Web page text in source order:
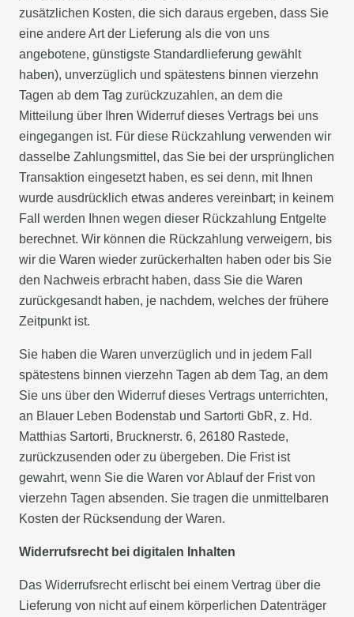
zusätzlichen Kosten, die sich daraus ergeben, dass Sie
eine andere Art der Lieferung als die von uns
angebotene, günstigste Standardlieferung gewählt
haben), unverzüglich und spätestens binnen vierzehn
Tagen ab dem Tag zurückzuzahlen, an dem die
Mitteilung über Ihren Widerruf dieses Vertrags bei uns
eingegangen ist. Für diese Rückzahlung verwenden wir
dasselbe Zahlungsmittel, das Sie bei der ursprünglichen
Transaktion eingesetzt haben, es sei denn, mit Ihnen
wurde ausdrücklich etwas anderes vereinbart; in keinem
Fall werden Ihnen wegen dieser Rückzahlung Entgelte
berechnet. Wir können die Rückzahlung verweigern, bis
wir die Waren wieder zurückerhalten haben oder bis Sie
den Nachweis erbracht haben, dass Sie die Waren
zurückgesandt haben, je nachdem, welches der frühere
Zeitpunkt ist.
Sie haben die Waren unverzüglich und in jedem Fall
spätestens binnen vierzehn Tagen ab dem Tag, an dem
Sie uns über den Widerruf dieses Vertrags unterrichten,
an Blauer Leben Bodenstab und Sartorti GbR, z. Hd.
Matthias Sartorti, Brucknerstr. 6, 26180 Rastede,
zurückzusenden oder zu übergeben. Die Frist ist
gewahrt, wenn Sie die Waren vor Ablauf der Frist von
vierzehn Tagen absenden. Sie tragen die unmittelbaren
Kosten der Rücksendung der Waren.
Widerrufsrecht bei digitalen Inhalten
Das Widerrufsrecht erlischt bei einem Vertrag über die
Lieferung von nicht auf einem körperlichen Datenträger